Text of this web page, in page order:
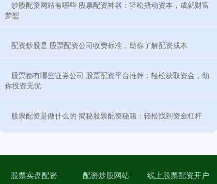
​炒股配资网站有哪些 股票配资神器：轻松撬动资本，成就财富
梦想
​配资炒股是 股票配资公司收费标准，助你了解配资成本
​股票都有哪些证券公司 股票配资平台推荐：轻松获取资金，助
你投资无忧
​股票配资是做什么的 揭秘股票配资秘籍：轻松找到资金杠杆
股票实盘配资 配资炒股网站 线上股票配资开户